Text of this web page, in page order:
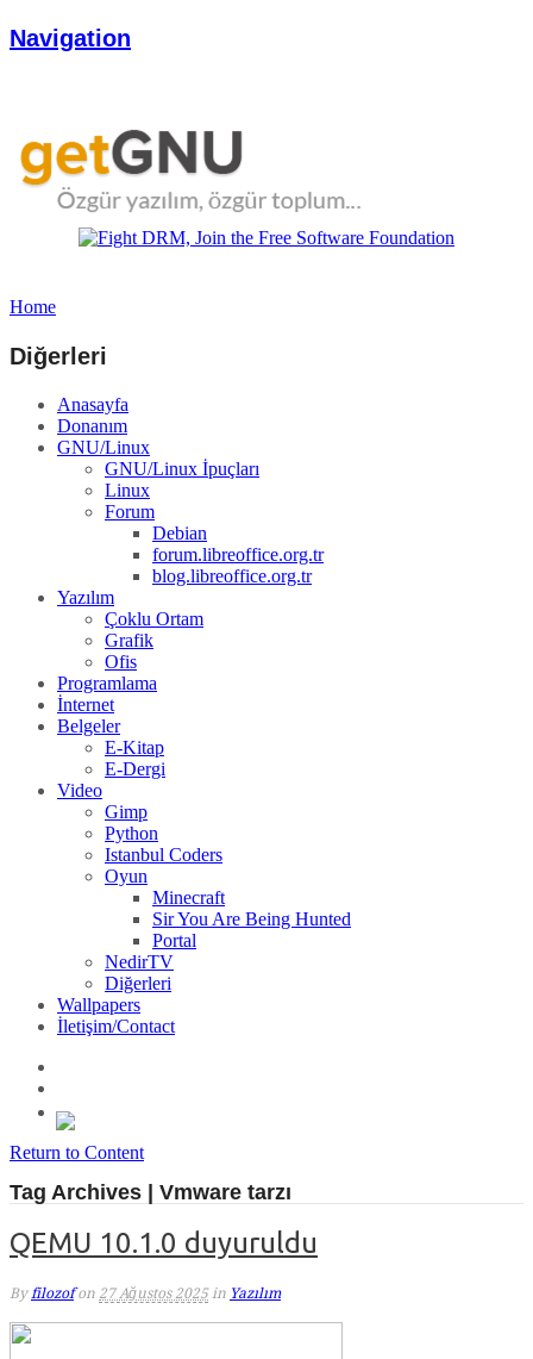
Navigation
Home
Diğerleri
Anasayfa
Donanım
GNU/Linux
GNU/Linux İpuçları
Linux
Forum
Debian
forum.libreoffice.org.tr
blog.libreoffice.org.tr
Yazılım
Çoklu Ortam
Grafik
Ofis
Programlama
İnternet
Belgeler
E-Kitap
E-Dergi
Video
Gimp
Python
Istanbul Coders
Oyun
Minecraft
Sir You Are Being Hunted
Portal
NedirTV
Diğerleri
Wallpapers
İletişim/Contact
Return to Content
Tag Archives | Vmware tarzı
QEMU 10.1.0 duyuruldu
By filozof on 27 Ağustos 2025 in Yazılım